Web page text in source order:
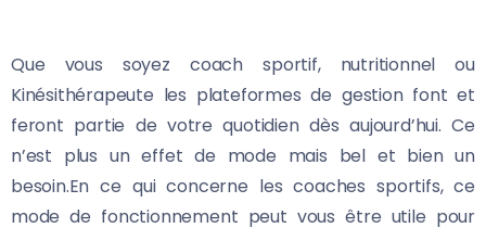
Que vous soyez coach sportif, nutritionnel ou
Kinésithérapeute les plateformes de gestion font et
feront partie de votre quotidien dès aujourd’hui. Ce
n’est plus un effet de mode mais bel et bien un
besoin.En ce qui concerne les coaches sportifs, ce
mode de fonctionnement peut vous être utile pour